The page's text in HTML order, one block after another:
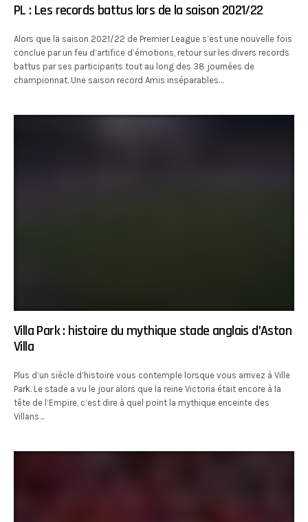
PL : Les records battus lors de la saison 2021/22
Alors que la saison 2021/22 de Premier League s’est une nouvelle fois
conclue par un feu d’artifice d’émotions, retour sur les divers records
battus par ses participants tout au long des 38 journées de
championnat. Une saison record Amis inséparables…
Villa Park : histoire du mythique stade anglais d’Aston
Villa
Plus d’un siècle d’histoire vous contemple lorsque vous arrivez à Ville
Park. Le stade a vu le jour alors que la reine Victoria était encore à la
tête de l’Empire, c’est dire à quel point la mythique enceinte des
Villans…